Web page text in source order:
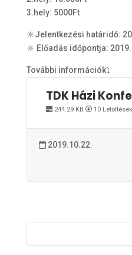
3.hely: 5000Ft
🔆Jelentkezési határidő:
🔆 Előadás időpontja:
További információk⤵️
TDK Házi
244.29 KB 10 Letöltések
2019.10.22.